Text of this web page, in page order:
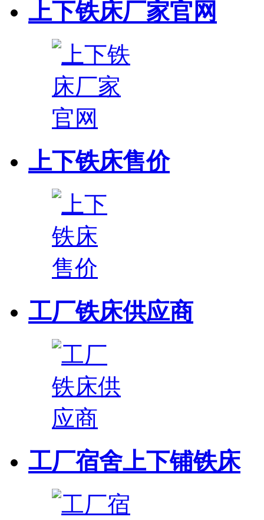
上下铁床厂家官网
上下铁床售价
工厂铁床供应商
工厂宿舍上下铺铁床